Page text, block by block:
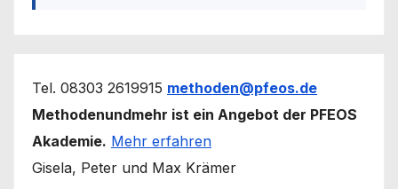
Tel. 08303 2619915 methoden@pfeos.de
Methodenundmehr ist ein Angebot der PFEOS
Akademie. Mehr erfahren
Gisela, Peter und Max Krämer